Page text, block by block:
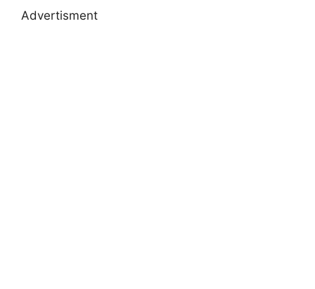
Advertisment